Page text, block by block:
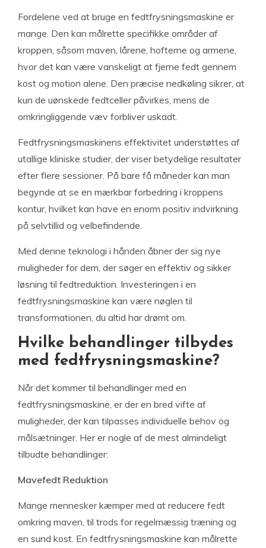
Fordelene ved at bruge en fedtfrysningsmaskine er
mange. Den kan målrette specifikke områder af
kroppen, såsom maven, lårene, hofterne og armene,
hvor det kan være vanskeligt at fjerne fedt gennem
kost og motion alene. Den præcise nedkøling sikrer, at
kun de uønskede fedtceller påvirkes, mens de
omkringliggende væv forbliver uskadt.
Fedtfrysningsmaskinens effektivitet understøttes af
utallige kliniske studier, der viser betydelige resultater
efter flere sessioner. På bare få måneder kan man
begynde at se en mærkbar forbedring i kroppens
kontur, hvilket kan have en enorm positiv indvirkning
på selvtillid og velbefindende.
Med denne teknologi i hånden åbner der sig nye
muligheder for dem, der søger en effektiv og sikker
løsning til fedtreduktion. Investeringen i en
fedtfrysningsmaskine kan være nøglen til
transformationen, du altid har drømt om.
Hvilke behandlinger tilbydes
med fedtfrysningsmaskine?
Når det kommer til behandlinger med en
fedtfrysningsmaskine, er der en bred vifte af
muligheder, der kan tilpasses individuelle behov og
målsætninger. Her er nogle af de mest almindeligt
tilbudte behandlinger:
Mavefedt Reduktion
Mange mennesker kæmper med at reducere fedt
omkring maven, til trods for regelmæssig træning og
en sund kost. En fedtfrysningsmaskine kan målrette